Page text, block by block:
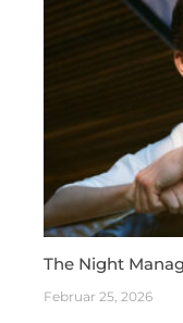
The Night
Februar 25, 2026